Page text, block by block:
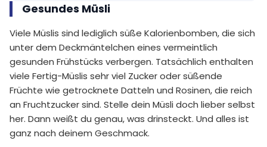
Gesundes Müsli
Viele Müslis sind lediglich süße Kalorienbomben, die sich
unter dem Deckmäntelchen eines vermeintlich
gesunden Frühstücks verbergen. Tatsächlich enthalten
viele Fertig-Müslis sehr viel Zucker oder süßende
Früchte wie getrocknete Datteln und Rosinen, die reich
an Fruchtzucker sind. Stelle dein Müsli doch lieber selbst
her. Dann weißt du genau, was drinsteckt. Und alles ist
ganz nach deinem Geschmack.